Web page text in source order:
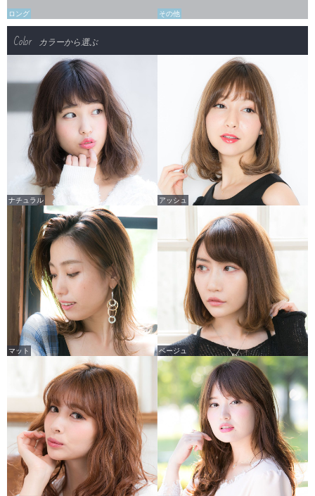
ロング その他
Color カラーから選ぶ
ナチュラル アッシュ
マット ベージュ